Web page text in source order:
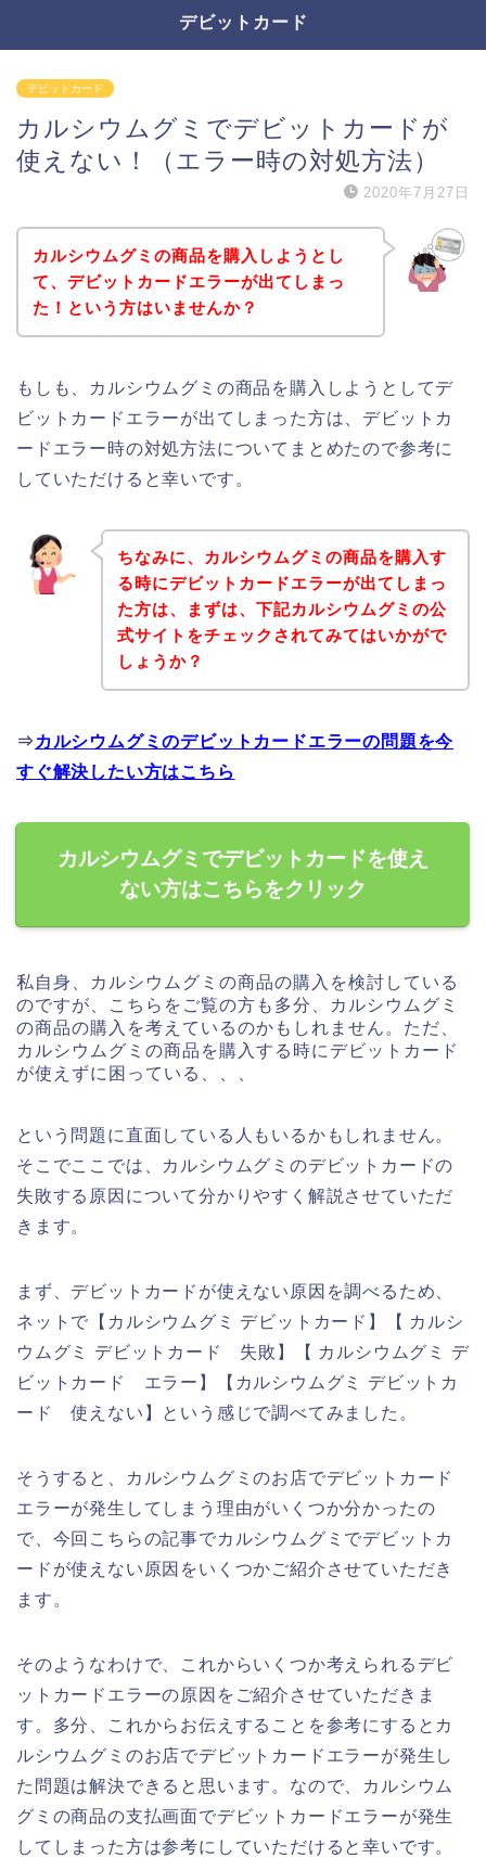
デビットカード
デビットカード
カルシウムグミでデビットカードが
使えない！（エラー時の対処方法）
2020年7月27日
カルシウムグミの商品を購入しようとし
て、デビットカードエラーが出てしまっ
た！という方はいませんか？
もしも、カルシウムグミの商品を購入しようとしてデ
ビットカードエラーが出てしまった方は、デビットカ
ードエラー時の対処方法についてまとめたので参考に
していただけると幸いです。
ちなみに、カルシウムグミの商品を購入す
る時にデビットカードエラーが出てしまっ
た方は、まずは、下記カルシウムグミの公
式サイトをチェックされてみてはいかがで
しょうか？
⇒ カルシウムグミのデビットカードエラーの問題を今
すぐ解決したい方はこちら
カルシウムグミでデビットカードを使え
ない方はこちらをクリック
私自身、カルシウムグミの商品の購入を検討している
のですが、こちらをご覧の方も多分、カルシウムグミ
の商品の購入を考えているのかもしれません。ただ、
カルシウムグミの商品を購入する時にデビットカード
が使えずに困っている、、、
という問題に直面している人もいるかもしれません。
そこでここでは、カルシウムグミのデビットカードの
失敗する原因について分かりやすく解説させていただ
きます。
まず、デビットカードが使えない原因を調べるため、
ネットで【カルシウムグミ デビットカード】【 カルシ
ウムグミ デビットカード 失敗】【 カルシウムグミ デ
ビットカード エラー】【カルシウムグミ デビットカ
ード 使えない】という感じで調べてみました。
そうすると、カルシウムグミのお店でデビットカード
エラーが発生してしまう理由がいくつか分かったの
で、今回こちらの記事でカルシウムグミでデビットカ
ードが使えない原因をいくつかご紹介させていただき
ます。
そのようなわけで、これからいくつか考えられるデビ
ットカードエラーの原因をご紹介させていただきま
す。多分、これからお伝えすることを参考にするとカ
ルシウムグミのお店でデビットカードエラーが発生し
た問題は解決できると思います。なので、カルシウム
グミの商品の支払画面でデビットカードエラーが発生
してしまった方は参考にしていただけると幸いです。